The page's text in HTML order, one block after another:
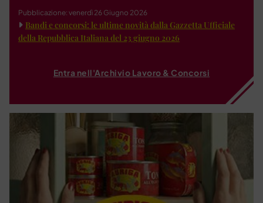
Pubblicazione: venerdì 26 Giugno 2026
Bandi e concorsi: le ultime novità dalla Gazzetta Ufficiale
della Repubblica Italiana del 23 giugno 2026
Entra nell'Archivio Lavoro & Concorsi